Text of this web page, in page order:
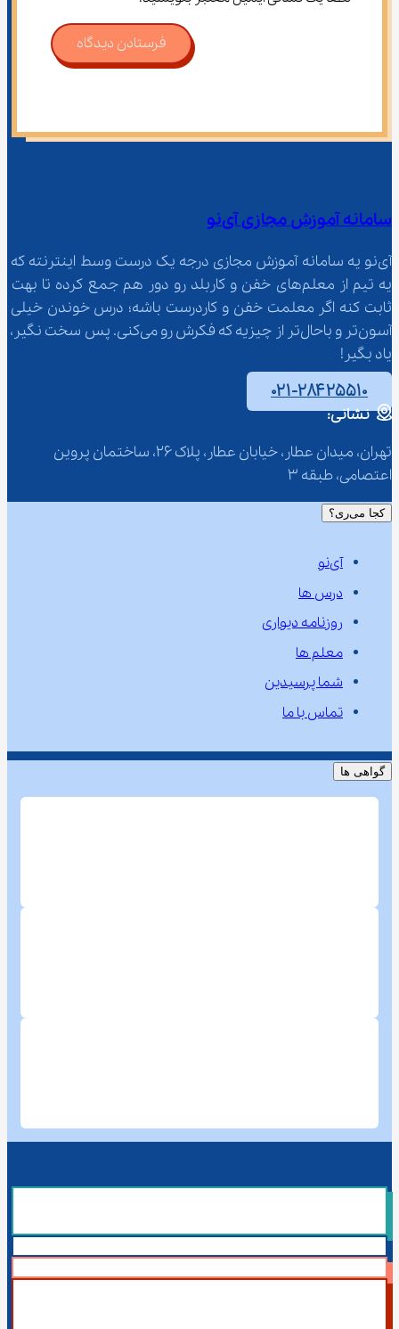
فرستادن دیدگاه
سامانه آموزش مجازی آی‌نو
آی‌نو یه سامانه آموزش مجازی درجه یک درست وسط اینترنته که
یه تیم از معلم‌‌های خفن و کاربلد رو دور هم جمع کرده تا بهت
ثابت کنه اگر معلمت خفن و کاردرست باشه؛ درس خوندن خیلی
آسون‌تر و باحال‌تر از چیزیه که فکرش رو می‌کنی. پس سخت نگیر،
یاد بگیر!
۰۲۱-۲۸۴۲۵۵۱۰
نشانی:
تهران، میدان عطار، خیابان عطار، پلاک 26، ساختمان پروین
اعتصامی، طبقه 3
کجا می‌ری؟
آی‌نو
درس ها
روزنامه دیواری
معلم ها
شما پرسیدین
تماس با ما
گواهی ها